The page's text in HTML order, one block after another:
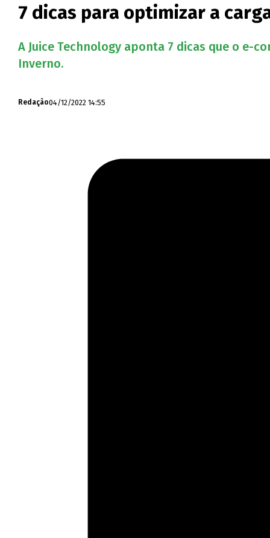
7 dicas para optimizar a
A Juice Technology aponta 7 dicas que o e-
Inverno.
Redação04/12/2022 14:55